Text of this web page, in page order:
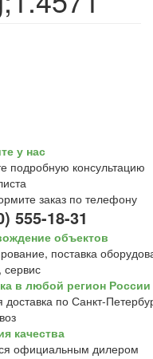
у нас
подробную консультацию
заказ по телефону
555-18-31
объектов
поставка
сервис
в любой регион России
доставка по Санкт-
качества
официальным дилером